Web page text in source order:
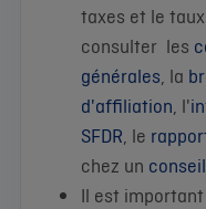
taxes et le
consulter les
générales , la
d'affiliation , l'
SFDR , le
chez un
Il est